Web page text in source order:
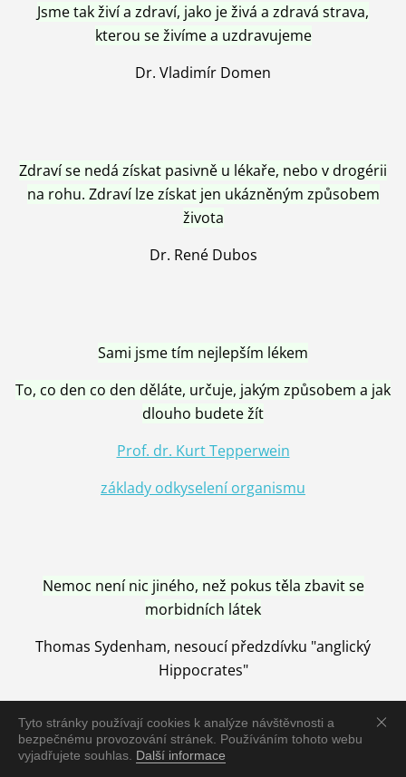
Tyto stránky používají cookies k analýze návštěvnosti a
bezpečnému provozování stránek. Používáním tohoto webu
vyjadřujete souhlas. Další informace
Jsme tak živí a zdraví, jako je živá a zdravá strava,
kterou se živíme a uzdravujeme
Dr. Vladimír Domen
Zdraví se nedá získat pasivně u lékaře, nebo v drogérii
na rohu. Zdraví lze získat jen ukázněným způsobem
života
Dr. René Dubos
Sami jsme tím nejlepším lékem
To, co den co den děláte, určuje, jakým způsobem a jak
dlouho budete žít
Prof. dr. Kurt Tepperwein
základy odkyselení organismu
Nemoc není nic jiného, než pokus těla zbavit se
morbidních látek
Thomas Sydenham, nesoucí předzdívku "anglický
Hippocrates"
Nemoc je vyléčena jen pomocí Přírody, neutralizací a